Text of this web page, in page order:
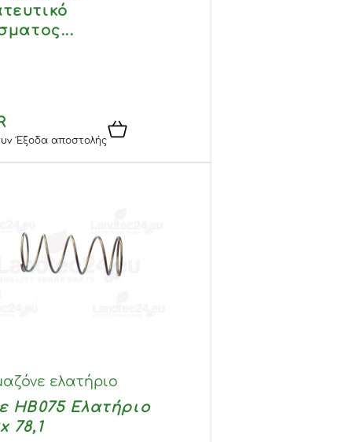
Έξοδα αποστολής
ελατήριο
HB075 Ελατήριο
78,1